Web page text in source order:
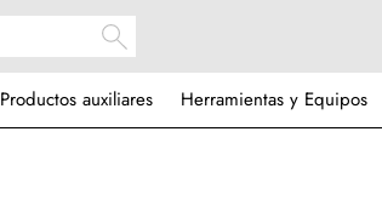
Productos auxiliares Herramientas y Equipos